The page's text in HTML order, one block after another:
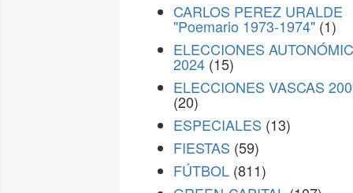
CARLOS PEREZ URALDE
"Poemario 1973-1974" (1)
ELECCIONES
2024 (15)
ELECCIONES VASCAS
(20)
ESPECIALES (13)
FIESTAS (59)
FÚTBOL (811)